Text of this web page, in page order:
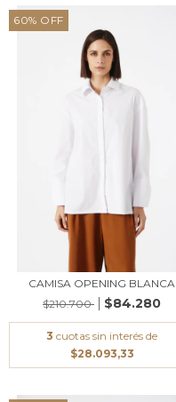
60% OFF
CAMISA OPENING BLANCA
$210.700
$84.280
3 cuotas sin interés de
$28.093,33